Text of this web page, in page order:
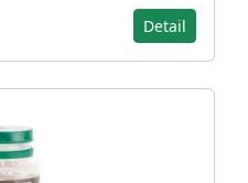
Detail